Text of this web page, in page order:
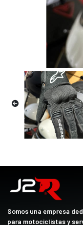
Somos una empresa
para motociclistas y